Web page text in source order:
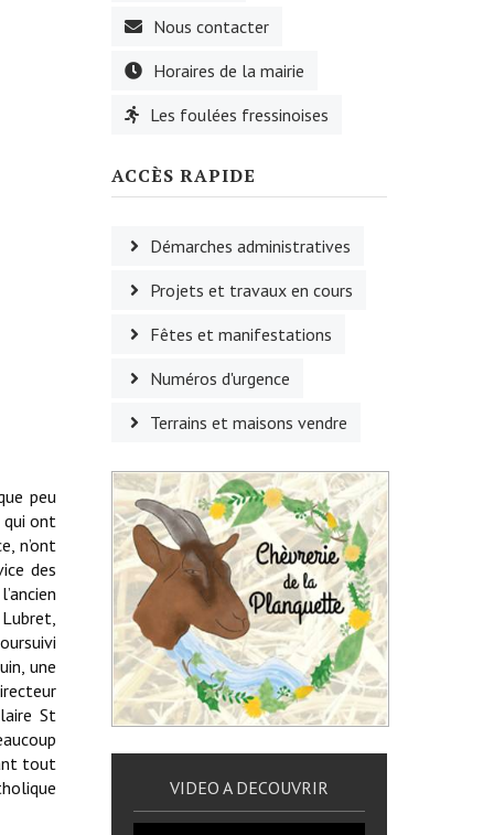
peu
qui ont
n’ont
des
une
St
tout
Nous contacter
Horaires de la mairie
Les foulées fressinoises
ACCÈS RAPIDE
Démarches administratives
Projets et travaux en cours
Fêtes et manifestations
Numéros d'urgence
Terrains et maisons vendre
VIDEO A DECOUVRIR